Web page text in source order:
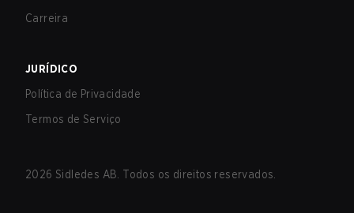
Carreira
JURÍDICO
Política de Privacidade
Termos de Serviço
2026 Sidledes AB. Todos os direitos reservados.